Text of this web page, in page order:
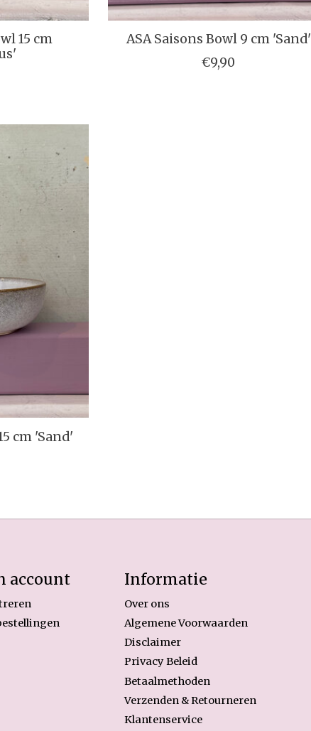
15 cm
ASA Saisons Bowl 9 cm 'Sand'
€9,90
cm 'Sand'
account Informatie
Over ons
Algemene Voorwaarden
Disclaimer
Privacy Beleid
Betaalmethoden
Verzenden & Retourneren
Klantenservice